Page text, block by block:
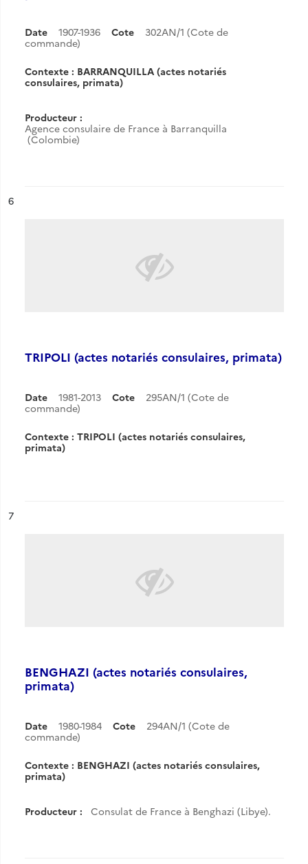
Date 1907-1936 Cote
302AN/1 (Cote de
commande)
Contexte : BARRANQUILLA (actes notariés
consulaires, primata)
Producteur :
Agence consulaire de France à Barranquilla
(Colombie)
n°
6
TRIPOLI (actes notariés consulaires, primata)
Date 1981-2013 Cote
295AN/1 (Cote de
commande)
Contexte : TRIPOLI (actes notariés consulaires,
primata)
n°
7
BENGHAZI (actes notariés consulaires,
primata)
Date 1980-1984 Cote
294AN/1 (Cote de
commande)
Contexte : BENGHAZI (actes notariés consulaires,
primata)
Producteur : Consulat de France à Benghazi (Libye).